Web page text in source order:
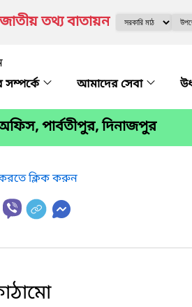
তথ্য বাতায়ন
আমাদের সেবা
পার্বতীপুর, দিনাজপুর
ক্লিক করুন